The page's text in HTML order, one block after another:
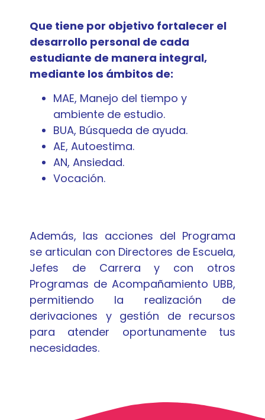
Que tiene por objetivo fortalecer el
desarrollo personal de cada
estudiante de manera integral,
mediante los ámbitos de:
MAE, Manejo del tiempo y
ambiente de estudio.
BUA, Búsqueda de ayuda.
AE, Autoestima.
AN, Ansiedad.
Vocación.
Además, las acciones del Programa
se articulan con Directores de Escuela,
Jefes de Carrera y con otros
Programas de Acompañamiento UBB,
permitiendo la realización de
derivaciones y gestión de recursos
para atender oportunamente tus
necesidades.